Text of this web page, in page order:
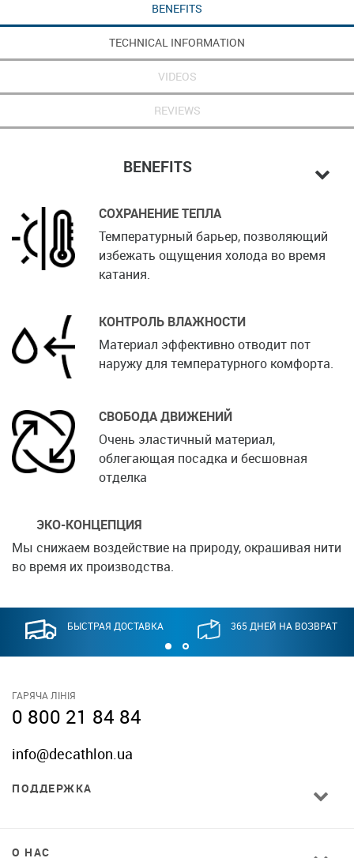
BENEFITS
TECHNICAL INFORMATION
VIDEOS
REVIEWS
BENEFITS
СОХРАНЕНИЕ ТЕПЛА
Температурный барьер, позволяющий
избежать ощущения холода во время
катания.
КОНТРОЛЬ ВЛАЖНОСТИ
Материал эффективно отводит пот
наружу для температурного комфорта.
СВОБОДА ДВИЖЕНИЙ
Очень эластичный материал,
облегающая посадка и бесшовная
отделка
ЭКО-КОНЦЕПЦИЯ
Мы снижаем воздействие на природу, окрашивая нити
во время их производства.
БЫСТРАЯ ДОСТАВКА 365 ДНЕЙ НА ВОЗВРАТ
ГАРЯЧА ЛІНІЯ
0 800 21 84 84
info@decathlon.ua
ПОДДЕРЖКА
О НАС